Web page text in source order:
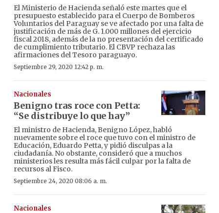
El Ministerio de Hacienda señaló este martes que el
presupuesto establecido para el Cuerpo de Bomberos
Voluntarios del Paraguay se ve afectado por una falta de
justificación de más de G. 1.000 millones del ejercicio
fiscal 2018, además de la no presentación del certificado
de cumplimiento tributario. El CBVP rechaza las
afirmaciones del Tesoro paraguayo.
Septiembre 29, 2020 12:42 p. m.
Nacionales
Benigno tras roce con Petta:
“Se distribuye lo que hay”
El ministro de Hacienda, Benigno López, habló
nuevamente sobre el roce que tuvo con el ministro de
Educación, Eduardo Petta, y pidió disculpas a la
ciudadanía. No obstante, consideró que a muchos
ministerios les resulta más fácil culpar por la falta de
recursos al Fisco.
Septiembre 24, 2020 08:06 a. m.
Nacionales